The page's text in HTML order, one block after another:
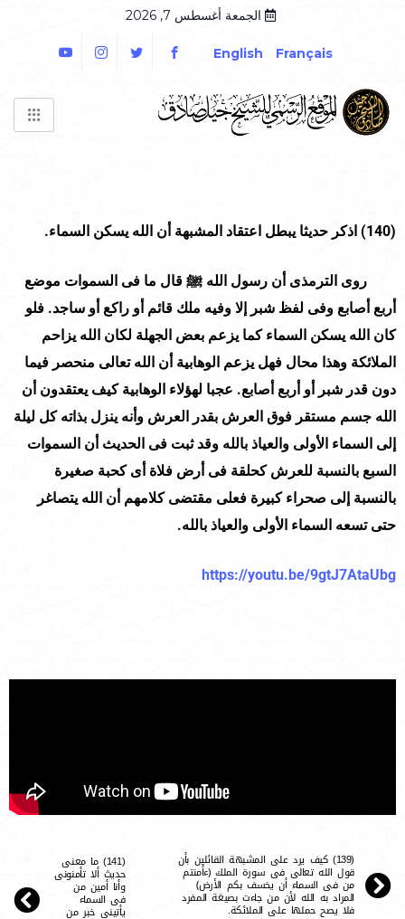
الجمعة أغسطس 7, 2026
Français
English
(140) اذكر حديثا يبطل اعتقاد المشبهة أن الله يسكن السماء.
روى الترمذى أن رسول الله ﷺ قال ما فى السموات موضع
أربع أصابع وفى لفظ شبر إلا وفيه ملك قائم أو راكع أو ساجد. فلو
كان الله يسكن السماء كما يزعم بعض الجهلة لكان الله يزاحم
الملائكة وهذا محال فهل يزعم الوهابية أن الله تعالى منحصر فيما
دون قدر شبر أو أربع أصابع. عجبا لهؤلاء الوهابية كيف يعتقدون أن
الله جسم مستقر فوق العرش بقدر العرش وأنه ينزل بذاته كل ليلة
إلى السماء الأولى والعياذ بالله وقد ثبت فى الحديث أن السموات
السبع بالنسبة للعرش كحلقة فى أرض فلاة أى كحبة صغيرة
بالنسبة إلى صحراء كبيرة فعلى مقتضى كلامهم أن الله يتصاغر
حتى تسعه السماء الأولى والعياذ بالله.
https://youtu.be/9gtJ7AtaUbg
(139) كيف يرد على المشبهة القائلين بأن
قول الله تعالى فى سورة الملك ﴿ءأمنتم
من فى السماء أن يخسف بكم الأرض﴾
المراد به الله لأن من جاءت بصيغة المفرد
فلا يصح حملها على الملائكة.
(141) ما معنى
حديث ألا تأمنونى
وأنا أمين من
فى السماء
يأتينى خبر من